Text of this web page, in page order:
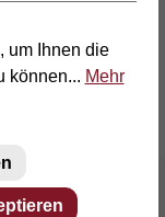
um Ihnen die
können... Mehr